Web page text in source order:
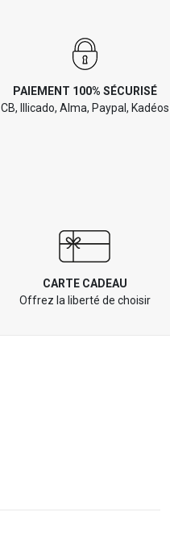
PAIEMENT 100% SÉCURISÉ
CB, Illicado, Alma, Paypal, Kadéos
CARTE CADEAU
Offrez la liberté de choisir